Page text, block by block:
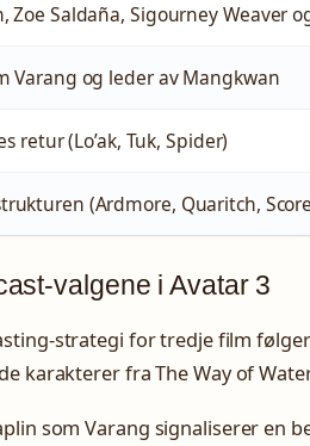
Zoe Saldaña, Sigourney Weaver
Varang og leder av Mangkwan
retur (Lo’ak, Tuk, Spider)
(Ardmore, Quaritch,
valgene i Avatar 3
strategi for tredje film
karakterer fra The Way of
som Varang signaliserer en